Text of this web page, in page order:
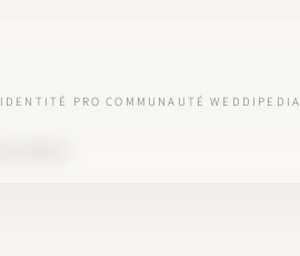
IDENTITÉ PRO COMMUNAUTÉ WEDDIPEDIA